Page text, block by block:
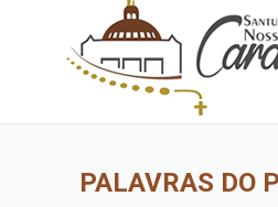
PALAVRAS DO